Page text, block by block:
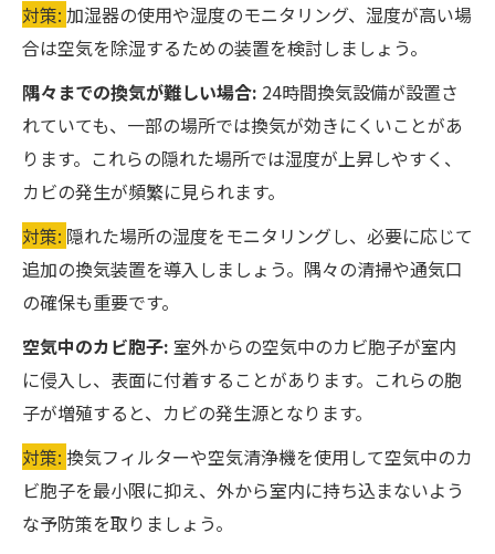
対策: 加湿器の使用や湿度のモニタリング、湿度が高い場
合は空気を除湿するための装置を検討しましょう。
隅々までの換気が難しい場合: 24時間換気設備が設置さ
れていても、一部の場所では換気が効きにくいことがあ
ります。これらの隠れた場所では湿度が上昇しやすく、
カビの発生が頻繁に見られます。
対策: 隠れた場所の湿度をモニタリングし、必要に応じて
追加の換気装置を導入しましょう。隅々の清掃や通気口
の確保も重要です。
空気中のカビ胞子: 室外からの空気中のカビ胞子が室内
に侵入し、表面に付着することがあります。これらの胞
子が増殖すると、カビの発生源となります。
対策: 換気フィルターや空気清浄機を使用して空気中のカ
ビ胞子を最小限に抑え、外から室内に持ち込まないよう
な予防策を取りましょう。